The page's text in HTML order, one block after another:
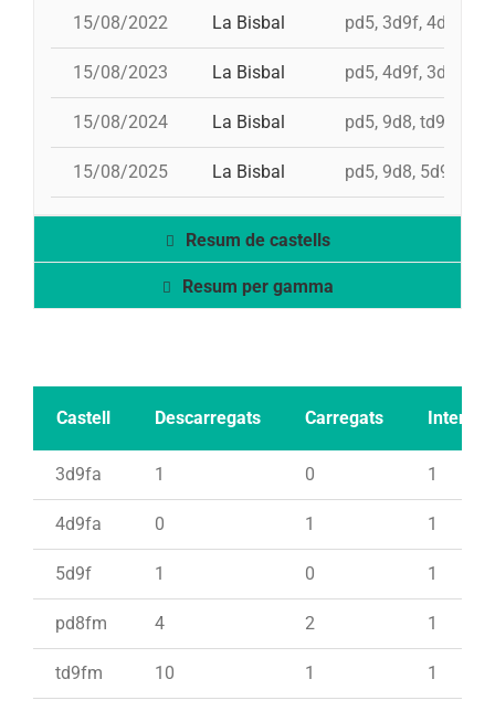
15/08/2022 La Bisbal pd5, 3d9f, 4d9f,
15/08/2023 La Bisbal pd5, 4d9f, 3d9f, id
15/08/2024 La Bisbal pd5, 9d8, td9fm,
15/08/2025 La Bisbal pd5, 9d8, 5d9f,
Resum de castells
Resum per gamma
Castell Descarregats Carregats Intents
3d9fa 1 0 1
4d9fa 0 1 1
5d9f 1 0 1
pd8fm 4 2 1
td9fm 10 1 1